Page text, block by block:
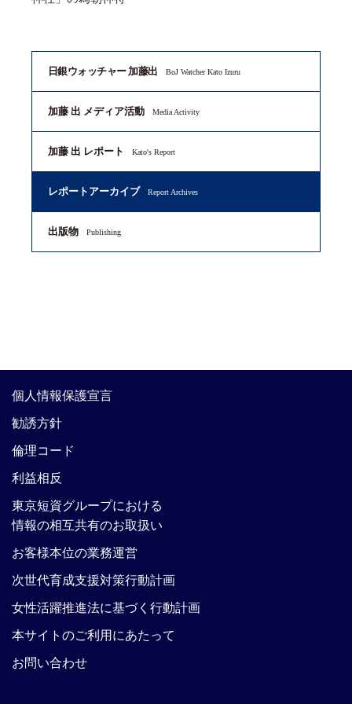
日銀ウォッチャー 加藤出 BoJ Watcher Kato Izuru
加藤 出 メディア活動 Media Activity
加藤 出 レポート Kato's Report
レポートアーカイブ Report Archives
出版物 Publishing
個人情報保護宣言
勧誘方針
倫理コード
利益相反
東京短資グループにおける
情報の相互共有のお取扱い
お客様本位の業務運営
次世代育成支援対策行動計画
女性活躍推進法に基づく行動計画
本サイトのご利用にあたって
お問い合わせ